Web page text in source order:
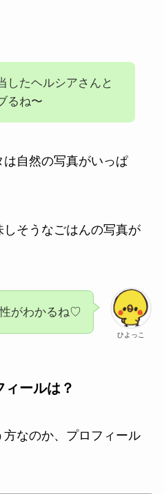
したヘルシアさんと
るね〜
自然の写真がいっぱ
そうなごはんの写真が
ひよっこ
がわかるね♡
ールは？
なのか、プロフィール